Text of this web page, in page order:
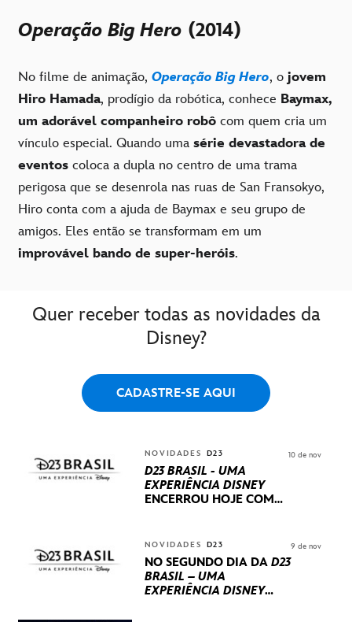
Operação Big Hero (2014)
No filme de animação, Operação Big Hero, o jovem
Hiro Hamada, prodígio da robótica, conhece Baymax,
um adorável companheiro robô com quem cria um
vínculo especial. Quando uma série devastadora de
eventos coloca a dupla no centro de uma trama
perigosa que se desenrola nas ruas de San Fransokyo,
Hiro conta com a ajuda de Baymax e seu grupo de
amigos. Eles então se transformam em um
improvável bando de super-heróis.
Quer receber todas as novidades da
Disney?
CADASTRE-SE AQUI
NOVIDADES D23
D23 BRASIL - UMA
EXPERIÊNCIA DISNEY
ENCERROU HOJE COM
INTERNACIONAIS E
PRODUÇÕES BRASILEIRAS
10 de nov
NOVIDADES D23
NO SEGUNDO DIA DA D23
BRASIL – UMA
EXPERIÊNCIA DISNEY
9 de nov